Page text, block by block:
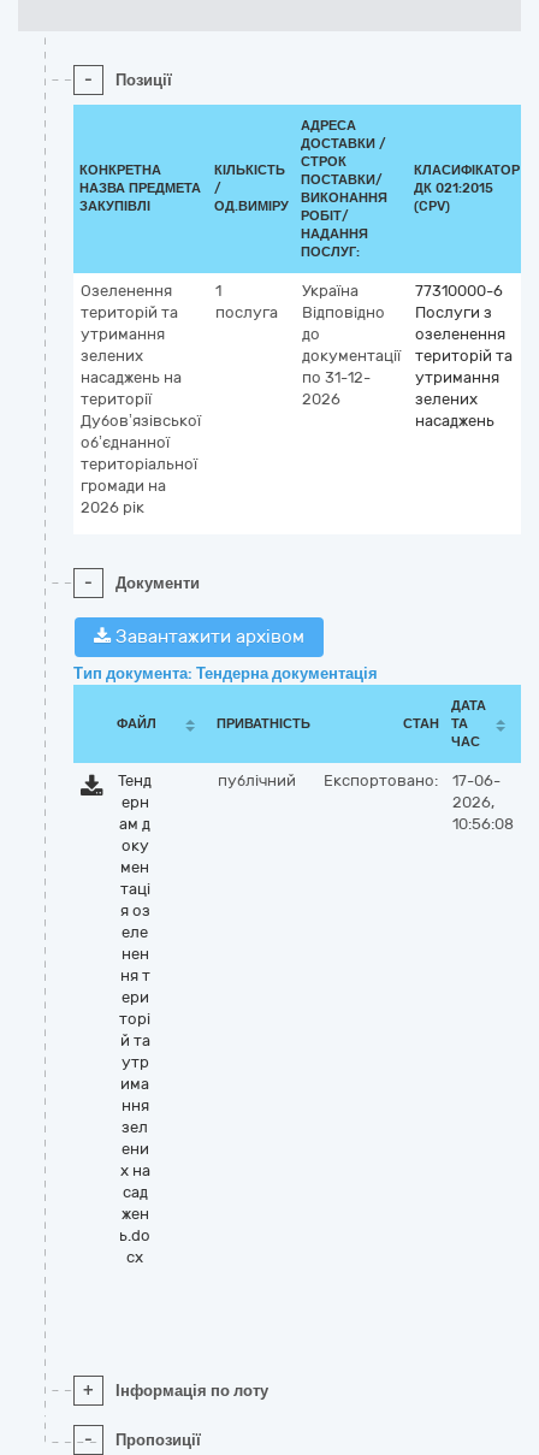
- Позиції
КОНКРЕТНА
НАЗВА ПРЕДМЕТА
ЗАКУПІВЛІ
КІЛЬКІСТЬ
/
ОД.ВИМІРУ
АДРЕСА
ДОСТАВКИ /
СТРОК
ПОСТАВКИ/
ВИКОНАННЯ
РОБІТ/
НАДАННЯ
ПОСЛУГ:
КЛАСИФІКАТОР
ДК 021:2015
(CPV)
Озеленення
територій та
утримання
зелених
насаджень на
території
Дубов’язівської
об’єднанної
територіальної
громади на
2026 рік
1
послуга
Україна
Відповідно
до
документації
по 31-12-
2026
77310000-6
Послуги з
озеленення
територій та
утримання
зелених
насаджень
- Документи
Завантажити архівом
Тип документа: Тендерна документація
ФАЙЛ ПРИВАТНІСТЬ СТАН
ДАТА
ТА
ЧАС
Тенд
ерн
ам д
оку
мен
таці
я оз
еле
нен
ня т
ери
торі
й та
утр
има
ння
зел
ени
х на
сад
жен
ь.do
cx
публічний Експортовано:
17-06-
2026,
10:56:08
+ Інформація по лоту
- Пропозиції